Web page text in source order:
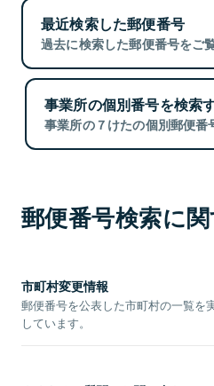
最近検索した郵便番号
過去に検索した郵便番号をご
事業所の個別番号を検索
事業所の７けたの個別郵便番
郵便番号検索に
市町村変更情報
郵便番号を公表した市町村の一覧を
しています。